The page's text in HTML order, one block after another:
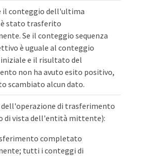
il conteggio dell'ultima
è stato trasferito
Se il conteggio sequenza
è uguale al conteggio
iniziale e il risultato del
non ha avuto esito positivo,
scambiato alcun dato.
di trasferimento
di vista dell'entità mittente):
completato
tutti i conteggi di